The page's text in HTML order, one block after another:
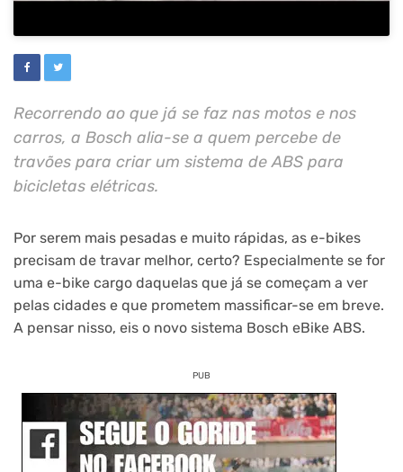
Recorrendo ao que já se faz nas motos e nos
carros, a Bosch alia-se a quem percebe de
travões para criar um sistema de ABS para
bicicletas elétricas.
Por serem mais pesadas e muito rápidas, as e-bikes
precisam de travar melhor, certo? Especialmente se for
uma e-bike cargo daquelas que já se começam a ver
pelas cidades e que prometem massificar-se em breve.
A pensar nisso, eis o novo sistema Bosch eBike ABS.
PUB